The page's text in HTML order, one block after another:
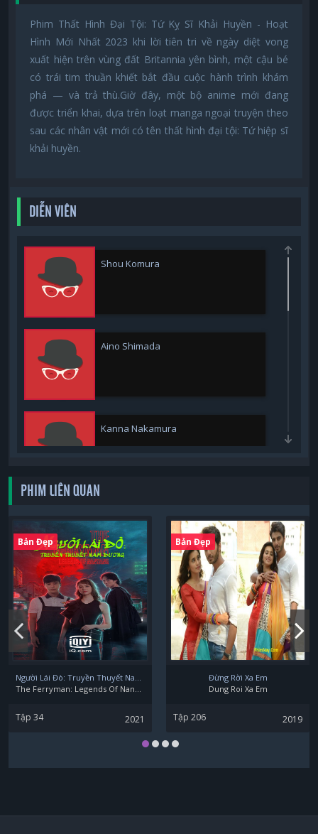
Phim Thất Hình Đại Tội: Tứ Kỵ Sĩ Khải Huyền - Hoạt
Hình Mới Nhất 2023 khi lời tiên tri về ngày diệt vong
xuất hiện trên vùng đất Britannia yên bình, một cậu bé
có trái tim thuần khiết bắt đầu cuộc hành trình khám
phá — và trả thù.Giờ đây, một bộ anime mới đang
được triển khai, dựa trên loạt manga ngoại truyện theo
sau các nhân vật mới có tên thất hình đại tội: Tứ hiệp sĩ
khải huyền.
DIỄN VIÊN
Shou Komura
Aino Shimada
Kanna Nakamura
Koki Uchiyama
Rikiya Koyama
PHIM LIÊN QUAN
Bản Đẹp
Tập 34 2021
Bản Đẹp
Đừng Rời Xa Em
Dung Roi Xa Em
Tập 206 2019